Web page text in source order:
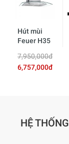
Hút mùi
Feuer H35
7,950,000đ
6,757,000đ
HỆ THỐNG